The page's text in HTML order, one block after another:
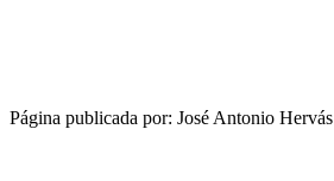
Página publicada por: José Antonio Hervás